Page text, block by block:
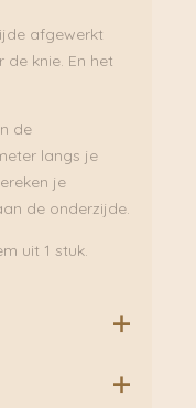
afgewerkt
knie. En het
de
langs je
je
de onderzijde.
uit 1 stuk.